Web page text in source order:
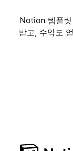
Notion 템플
받고, 수익도